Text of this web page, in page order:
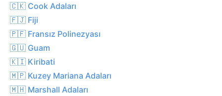
🇨🇰 Cook Adaları
🇫🇯 Fiji
🇵🇫 Fransız Polinezyası
🇬🇺 Guam
🇰🇮 Kiribati
🇲🇵 Kuzey Mariana Adaları
🇲🇭 Marshall Adaları